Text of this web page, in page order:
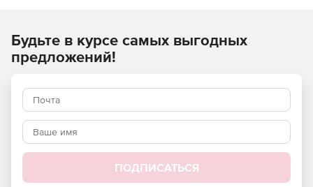
Простой графический интерфейс.
знакомые стили и форматы.
Автоматическая генерация диаграмм, гиперссылок,
маркировка и и. д.
Нет необходимости в rtf или сценариях.
Проекты:
Будьте в курсе самых выгодных
предложений!
ПОДПИСАТЬСЯ